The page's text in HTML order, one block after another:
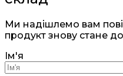
Ми надішлемо вам
продукт знову стане
Ім'я